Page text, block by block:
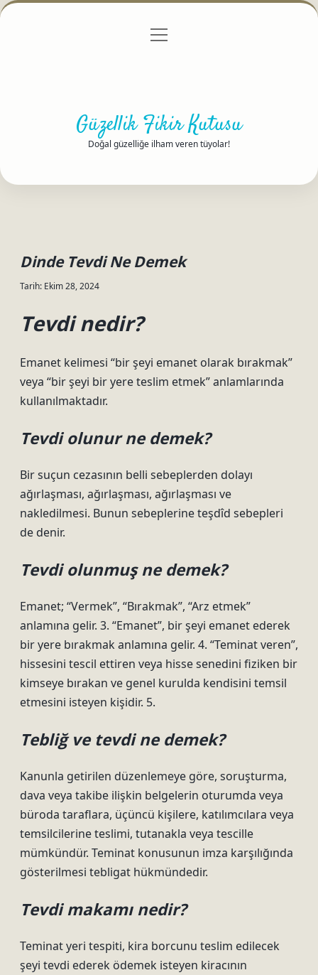
Gizlilik Politikası
menüyü
Güzellik Fikir Kutusu
Doğal güzelliğe ilham veren tüyolar!
Dinde Tevdi Ne Demek
Tarih: Ekim 28, 2024
Tevdi nedir?
Emanet kelimesi “bir şeyi emanet olarak bırakmak”
veya “bir şeyi bir yere teslim etmek” anlamlarında
kullanılmaktadır.
Tevdi olunur ne demek?
Bir suçun cezasının belli sebeplerden dolayı
ağırlaşması, ağırlaşması, ağırlaşması ve
nakledilmesi. Bunun sebeplerine teşdîd sebepleri
de denir.
Tevdi olunmuş ne demek?
Emanet; “Vermek”, “Bırakmak”, “Arz etmek”
anlamına gelir. 3. “Emanet”, bir şeyi emanet ederek
bir yere bırakmak anlamına gelir. 4. “Teminat veren”,
hissesini tescil ettiren veya hisse senedini fiziken bir
kimseye bırakan ve genel kurulda kendisini temsil
etmesini isteyen kişidir. 5.
Tebliğ ve tevdi ne demek?
Kanunla getirilen düzenlemeye göre, soruşturma,
dava veya takibe ilişkin belgelerin oturumda veya
büroda taraflara, üçüncü kişilere, katılımcılara veya
temsilcilerine teslimi, tutanakla veya tescille
mümkündür. Teminat konusunun imza karşılığında
gösterilmesi tebligat hükmündedir.
Tevdi makamı nedir?
Teminat yeri tespiti, kira borcunu teslim edilecek
şeyi tevdi ederek ödemek isteyen kiracının